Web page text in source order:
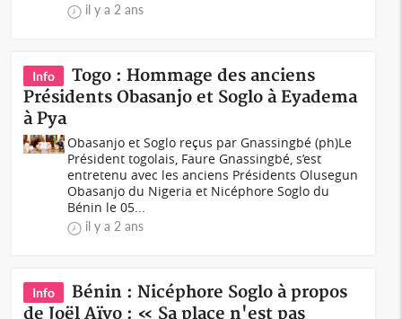
il y a 2 ans
Info
Togo : Hommage des anciens
Présidents Obasanjo et Soglo à Eyadema
à Pya
Obasanjo et Soglo reçus par Gnassingbé (ph)Le
Président togolais, Faure Gnassingbé, s’est
entretenu avec les anciens Présidents Olusegun
Obasanjo du Nigeria et Nicéphore Soglo du
Bénin le 05...
il y a 2 ans
Info
Bénin : Nicéphore Soglo à propos
de Joël Aïvo : « Sa place n'est pas